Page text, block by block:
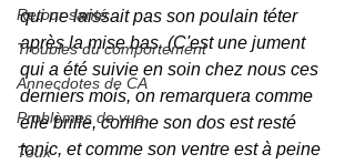
Retour santé
Troubles du comportement
Annecdotes de CA
Problèmes de vue
Toux
qui ne laissait pas son poulain téter
après la mise bas. (C'est une jument
qui a été suivie en soin chez nous ces
derniers mois, on remarquera comme
elle brille, comme son dos est resté
tonic, et comme son ventre est à peine